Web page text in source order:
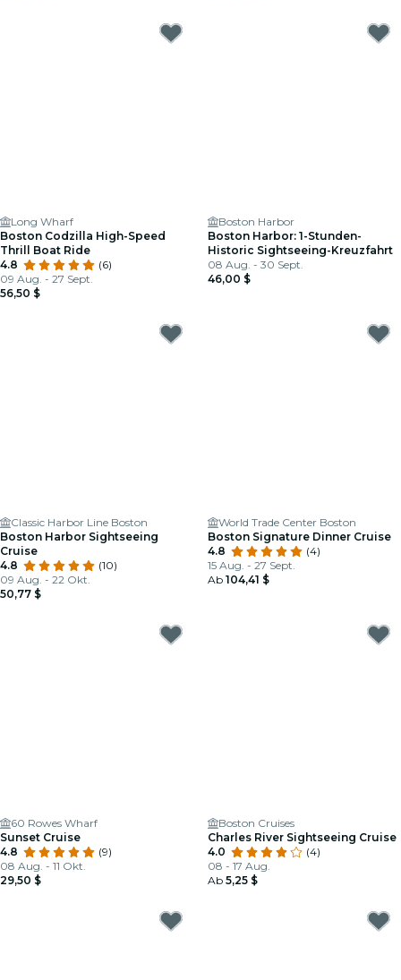
Long Wharf
Boston Codzilla High-Speed
Thrill Boat Ride
4.8
(6)
09 Aug. - 27 Sept.
56,50 $
Boston Harbor
Boston Harbor: 1-Stunden-
Historic Sightseeing-Kreuzfahrt
08 Aug. - 30 Sept.
46,00 $
Classic Harbor Line Boston
Boston Harbor Sightseeing
Cruise
4.8
(10)
09 Aug. - 22 Okt.
50,77 $
World Trade Center Boston
Boston Signature Dinner Cruise
4.8
(4)
15 Aug. - 27 Sept.
Ab 104,41 $
60 Rowes Wharf
Sunset Cruise
4.8
(9)
08 Aug. - 11 Okt.
29,50 $
Boston Cruises
Charles River Sightseeing Cruise
4.0
(4)
08 - 17 Aug.
Ab 5,25 $